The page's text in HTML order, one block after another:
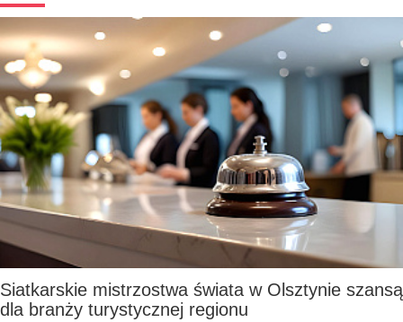
Siatkarskie mistrzostwa świata w Olsztynie szansą
dla branży turystycznej regionu